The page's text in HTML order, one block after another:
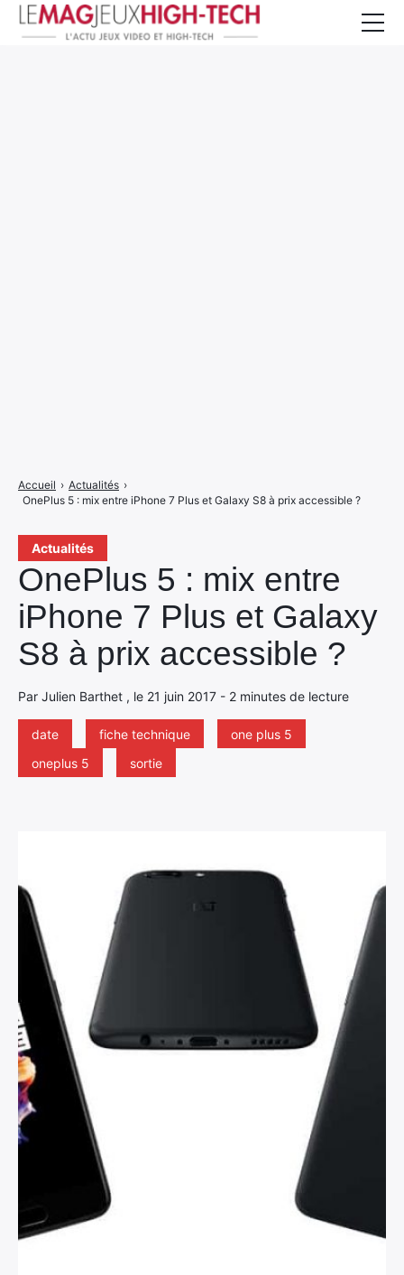
Actualités
OnePlus 5 : mix entre
iPhone 7 Plus et Galaxy
S8 à prix accessible ?
Par Julien Barthet , le 21 juin 2017 - 2 minutes de lecture
date fiche technique
one plus 5
oneplus 5
sortie
Accueil › Actualités ›
OnePlus 5 : mix entre iPhone 7 Plus et Galaxy S8 à prix accessible ?